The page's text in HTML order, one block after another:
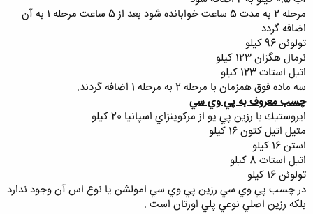
مرحله 2 به مدت 5 ساعت خوابانده شود بعد از 5 ساعت مرحله 1 به آن
اضافه گردد
تولوئن 96 كيلو
نرمال هگزان 123 كيلو
اتيل استات 123 كيلو
سه ماده فوق همزمان با مرحله 2 به مرحله 1 اضافه گردند.
چسب معروف به پي وي سي
ايروستيك با رزين پي يو از مركوينزاي اسپانيا 20 كيلو
متيل اتيل كتون 16 كيلو
استن 16 كيلو
اتيل استات 8 كيلو
تولوئن 16 كيلو
در چسب پي وي سي رزين پي وي سي امولشن يا نوع اس آن وجود ندارد
بلكه رزين اصلي نوعي پلي اورتان است .